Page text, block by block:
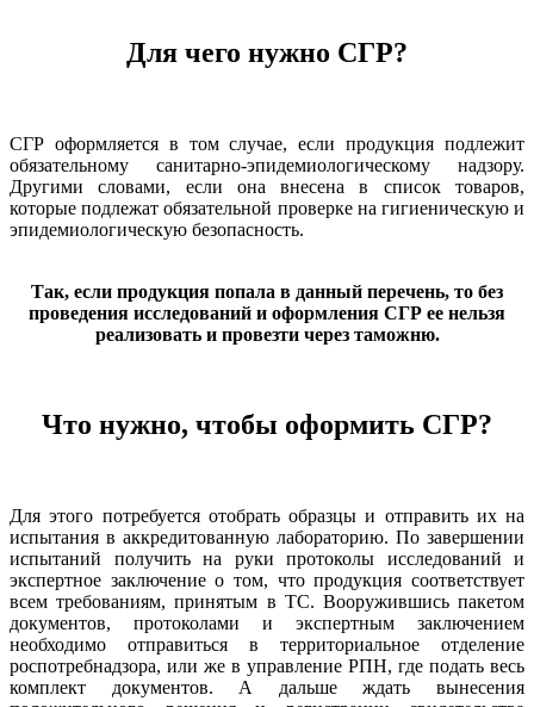
Для чего нужно СГР?
СГР оформляется в том случае, если продукция подлежит
обязательному санитарно-эпидемиологическому надзору.
Другими словами, если она внесена в список товаров,
которые подлежат обязательной проверке на гигиеническую и
эпидемиологическую безопасность.
Так, если продукция попала в данный перечень, то без
проведения исследований и оформления СГР ее нельзя
реализовать и провезти через таможню.
Что нужно, чтобы оформить СГР?
Для этого потребуется отобрать образцы и отправить их на
испытания в аккредитованную лабораторию. По завершении
испытаний получить на руки протоколы исследований и
экспертное заключение о том, что продукция соответствует
всем требованиям, принятым в ТС. Вооружившись пакетом
документов, протоколами и экспертным заключением
необходимо отправиться в территориальное отделение
роспотребнадзора, или же в управление РПН, где подать весь
комплект документов. А дальше ждать вынесения